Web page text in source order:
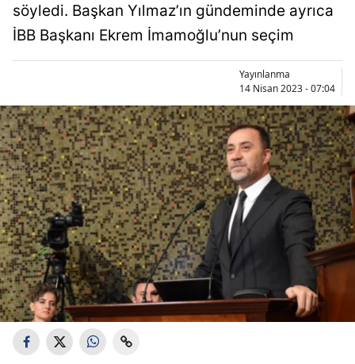
söyledi. Başkan Yılmaz’ın gündeminde ayrıca
İBB Başkanı Ekrem İmamoğlu’nun seçim
Yayınlanma
14 Nisan 2023 - 07:04